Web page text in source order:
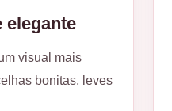
elegante
visual mais
bonitas, leves